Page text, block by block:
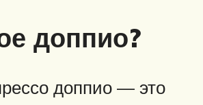
доппио?
доппио — это